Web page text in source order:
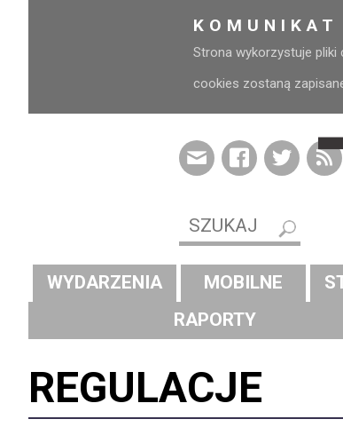
KOMUNIKAT
Strona wykorzystuje pliki
cookies zostaną
WYDARZENIA MOBILNE
RAPORTY
REGULACJE